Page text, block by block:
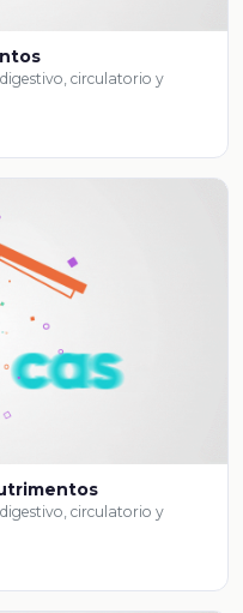
circulatorio y
circulatorio y